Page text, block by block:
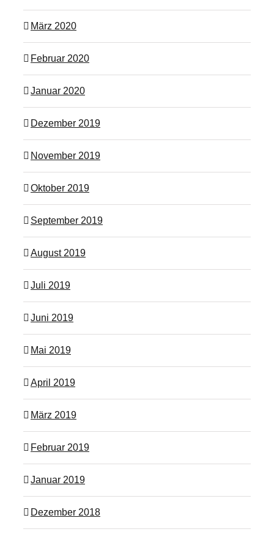
März 2020
Februar 2020
Januar 2020
Dezember 2019
November 2019
Oktober 2019
September 2019
August 2019
Juli 2019
Juni 2019
Mai 2019
April 2019
März 2019
Februar 2019
Januar 2019
Dezember 2018